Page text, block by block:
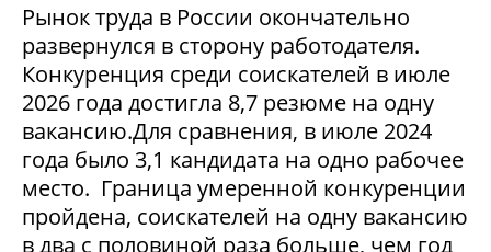
Рынок труда в России окончательно
развернулся в сторону работодателя.
Конкуренция среди соискателей в июле
2026 года достигла 8,7 резюме на одну
вакансию.Для сравнения, в июле 2024
года было 3,1 кандидата на одно рабочее
место. Граница умеренной конкуренции
пройдена, соискателей на одну вакансию
в два с половиной раза больше, чем год